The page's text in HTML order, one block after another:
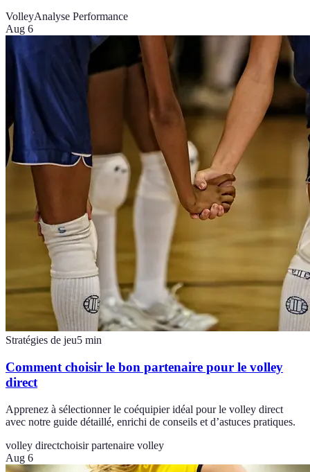
VolleyAnalyse Performance
Aug 6
Stratégies de jeu5 min
Comment choisir le bon partenaire pour le volley
direct
Apprenez à sélectionner le coéquipier idéal pour le volley direct
avec notre guide détaillé, enrichi de conseils et d’astuces pratiques.
volley directchoisir partenaire volley
Aug 6